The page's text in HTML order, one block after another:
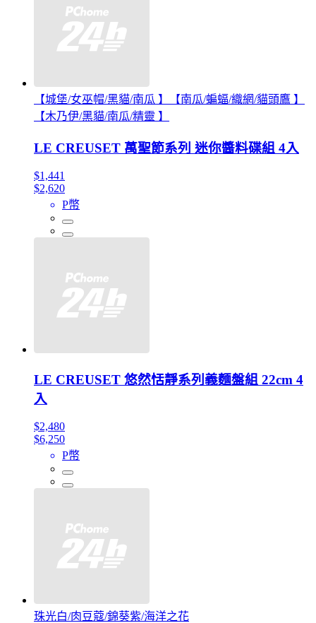
【城堡/女巫帽/黑貓/南瓜 】【南瓜/蝙蝠/織網/貓頭鷹 】
【木乃伊/黑貓/南瓜/精靈 】
LE CREUSET 萬聖節系列 迷你醬料碟組 4入
$1,441
$2,620
P幣
LE CREUSET 悠然恬靜系列義麵盤組 22cm 4
入
$2,480
$6,250
P幣
珠光白/肉豆蔻/錦葵紫/海洋之花